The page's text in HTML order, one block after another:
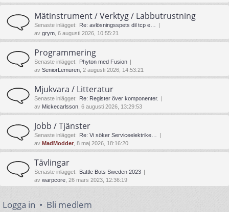
Mätinstrument / Verktyg / Labbutrustning
Senaste inlägget: Re: avlösningsspets dil tcp e…
av grym , 6 augusti 2026, 10:55:21
Programmering
Senaste inlägget: Phyton med Fusion
av SeniorLemuren , 2 augusti 2026, 14:53:21
Mjukvara / Litteratur
Senaste inlägget: Re: Register över komponenter.
av Mickecarlsson , 6 augusti 2026, 13:29:53
Jobb / Tjänster
Senaste inlägget: Re: Vi söker Serviceelektrike…
av MadModder , 8 maj 2026, 18:16:20
Tävlingar
Senaste inlägget: Battle Bots Sweden 2023
av warpcore , 26 mars 2023, 12:36:19
Logga in • Bli medlem